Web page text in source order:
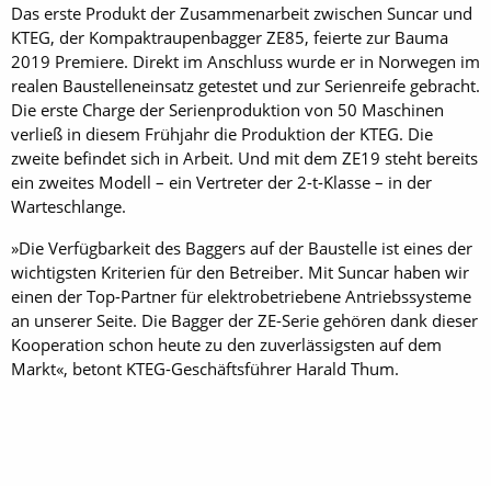
Das erste Produkt der Zusammenarbeit zwischen Suncar und
KTEG, der Kompaktraupenbagger ZE85, feierte zur Bauma
2019 Premiere. Direkt im Anschluss wurde er in Norwegen im
realen Baustelleneinsatz getestet und zur Serienreife gebracht.
Die erste Charge der Serienproduktion von 50 Maschinen
verließ in diesem Frühjahr die Produktion der KTEG. Die
zweite befindet sich in Arbeit. Und mit dem ZE19 steht bereits
ein zweites Modell – ein Vertreter der 2-t-Klasse – in der
Warteschlange.
»Die Verfügbarkeit des Baggers auf der Baustelle ist eines der
wichtigsten Kriterien für den Betreiber. Mit Suncar haben wir
einen der Top-Partner für elektrobetriebene Antriebssysteme
an unserer Seite. Die Bagger der ZE-Serie gehören dank dieser
Kooperation schon heute zu den zuverlässigsten auf dem
Markt«, betont KTEG-Geschäftsführer Harald Thum.